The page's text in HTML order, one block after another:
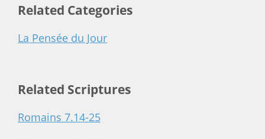
Related Categories
La Pensée du Jour
Related Scriptures
Romains 7.14-25